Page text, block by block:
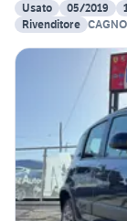
Usato
05/2019
Rivenditore